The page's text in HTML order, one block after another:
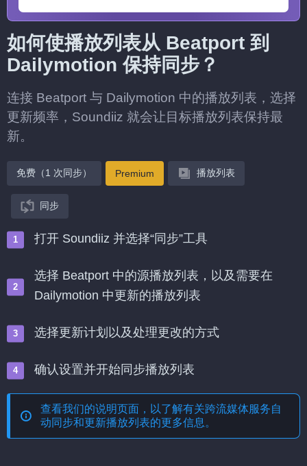
如何使播放列表从 Beatport 到
Dailymotion 保持同步？
连接 Beatport 与 Dailymotion 中的播放列表，选择
更新频率，Soundiiz 就会让目标播放列表保持最
新。
免费（1 次同步） Premium 播放列表
同步
打开 Soundiiz 并选择“同步”工具
选择 Beatport 中的源播放列表，以及需要在
Dailymotion 中更新的播放列表
选择更新计划以及处理更改的方式
确认设置并开始同步播放列表
查看我们的说明页面，以了解有关跨流媒体服务自
动同步和更新播放列表的更多信息。